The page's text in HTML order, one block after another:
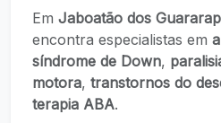
Em Jaboatão dos
encontra especialistas em
síndrome de Down,
motora, transtornos do
terapia ABA.